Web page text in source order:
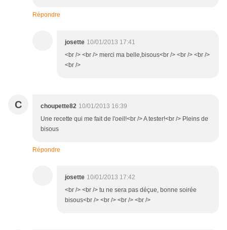
Répondre
josette 10/01/2013 17:41
<br /> <br /> merci ma belle,bisous<br /> <br /> <br />
<br />
C choupette82 10/01/2013 16:39
Une recette qui me fait de l'oeil!<br /> A tester!<br /> Pleins de
bisous
Répondre
josette 10/01/2013 17:42
<br /> <br /> tu ne sera pas déçue, bonne soirée
bisous<br /> <br /> <br /> <br />